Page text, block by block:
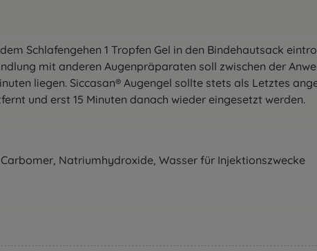
Schlafengehen 1 Tropfen Gel in den Bindehautsack
mit anderen Augenpräparaten soll zwischen der
liegen. Siccasan® Augengel sollte stets als Letztes
und erst 15 Minuten danach wieder eingesetzt werden.
Natriumhydroxide, Wasser für Injektionszwecke